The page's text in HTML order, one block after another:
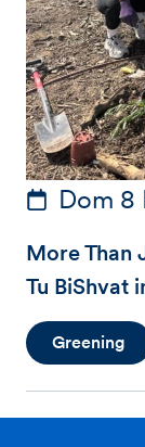
Dom 8
More Than
Tu BiShvat
Greening